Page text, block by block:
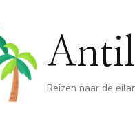
Reizen naar de